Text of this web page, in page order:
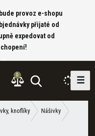
provoz e-shopu
přijaté od
expedovat od
0
☰
knoflíky Nášivky